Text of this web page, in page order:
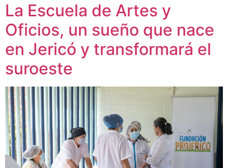
La Escuela de Artes y
Oficios, un sueño que nace
en Jericó y transformará el
suroeste